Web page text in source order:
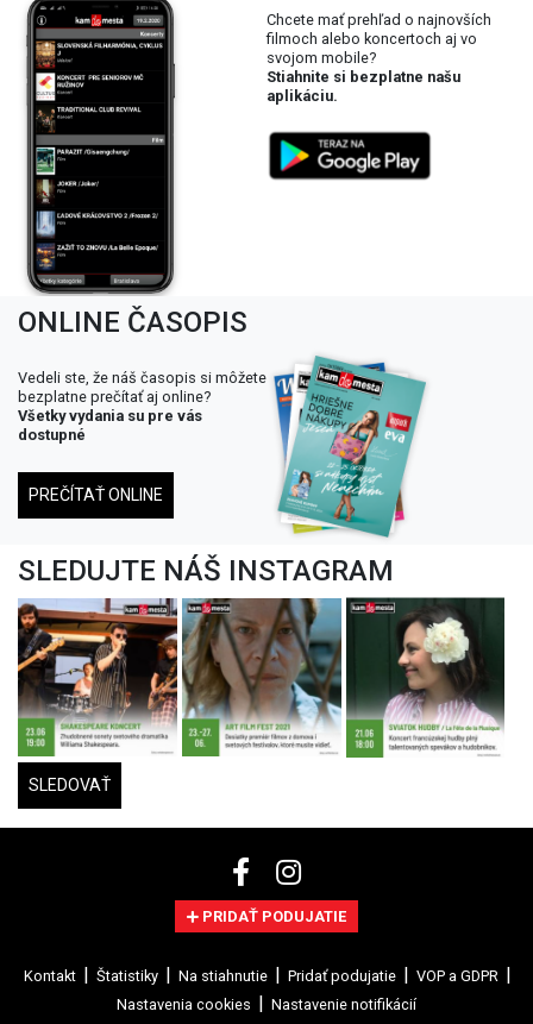
Chcete mať prehľad o najnovších
filmoch alebo koncertoch aj vo
svojom mobile?
Stiahnite si bezplatne našu
aplikáciu.
ONLINE ČASOPIS
Vedeli ste, že náš časopis si môžete
bezplatne prečítať aj online?
Všetky vydania su pre vás
dostupné
PREČÍTAŤ ONLINE
SLEDUJTE NÁŠ INSTAGRAM
SLEDOVAŤ
PRIDAŤ PODUJATIE
Kontakt Štatistiky Na stiahnutie Pridať podujatie
VOP a GDPR
Nastavenia cookies
Nastavenie notifikácií